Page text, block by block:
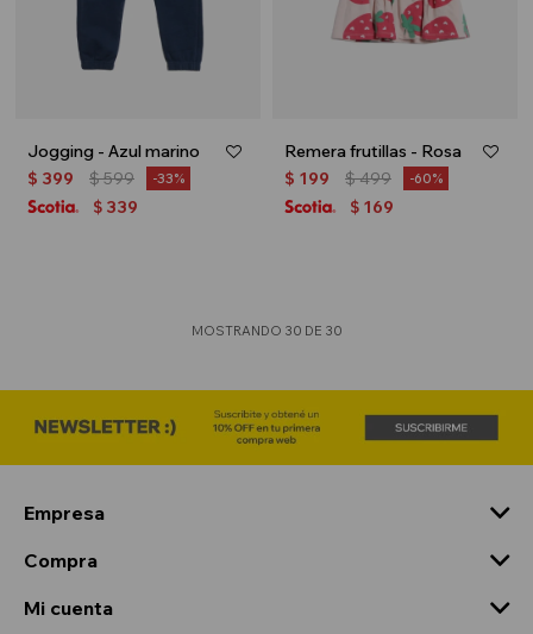
Jogging - Azul marino
$ 399 $599 33
$ 339
Remera frutillas - Rosa
$ 199 $499 60
$ 169
MOSTRANDO 30 DE 30
Empresa
Compra
Mi cuenta